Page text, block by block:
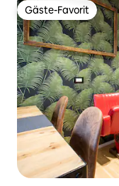
Gäste-Favorit
Gäste-Favorit